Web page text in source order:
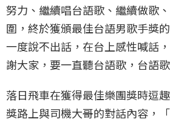
努力、繼續唱台語歌、繼續做歌
圍，終於獲頒最佳台語男歌手獎
一度說不出話，在台上感性喊話
謝大家，要一直聽台語歌，台語歌
落日飛車在獲得最佳樂團獎時逗
獎路上與司機大哥的對話內容，